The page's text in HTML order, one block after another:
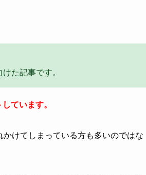
た記事です。
ています。
けてしまっている方も多いのではな